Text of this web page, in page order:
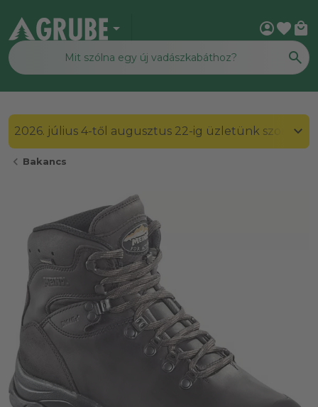
arrow_drop_down account_circlefavorite local_mall
2026. július 4-től augusztus 22-ig üzletünk
chevron_left Bakancs